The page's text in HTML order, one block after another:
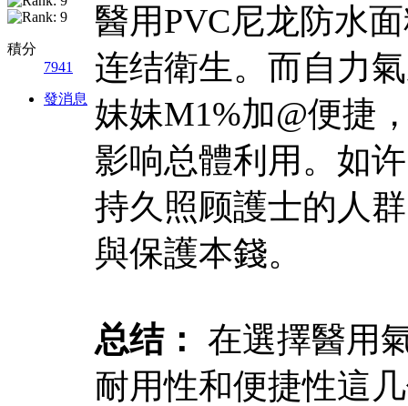
積分
7941
發消息
醫用PVC尼龙防水
连结衛生。而自力
妹妹M1%加@便捷
影响总體利用。如
持久照顾護士的人
與保護本錢。
总结： 在選擇醫用
耐用性和便捷性這